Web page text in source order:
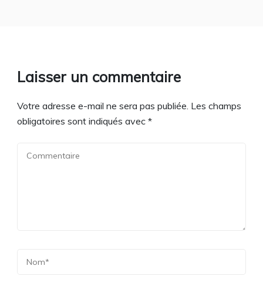
Laisser un commentaire
Votre adresse e-mail ne sera pas publiée. Les champs
obligatoires sont indiqués avec *